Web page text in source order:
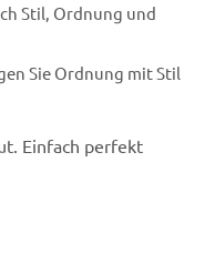
Stil, Ordnung und
Sie Ordnung mit Stil
Einfach perfekt